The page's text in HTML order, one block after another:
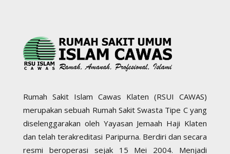
Rumah Sakit Islam Cawas Klaten (RSUI CAWAS)
merupakan sebuah Rumah Sakit Swasta Tipe C yang
diselenggarakan oleh Yayasan Jemaah Haji Klaten
dan telah terakreditasi Paripurna. Berdiri dan secara
resmi beroperasi sejak 15 Mei 2004. Menjadi